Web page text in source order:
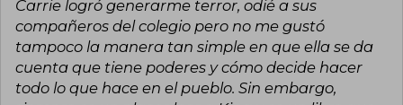
destacan el National Book Award a la
contribución a la literatura estadounidense
(2003), la Medalla Nacional de las Artes (2015) y
decenas de premios Bram Stoker, World
Fantasy, British Fantasy y Edgar, entre otros.
Considerado el “rey del terror”, su obra ha
Carrie logró generarme terror, odié a sus
compañeros del colegio pero no me gustó
tampoco la manera tan simple en que ella se da
cuenta que tiene poderes y cómo decide hacer
todo lo que hace en el pueblo. Sin embargo,